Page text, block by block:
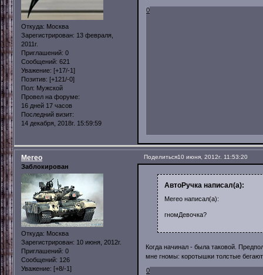
Откуда: Москва
Зарегистрирован: 13 февраля,
2011г.
Приглашений: 0
Сообщений: 621
Уважение: [+17/-1]
Позитив: [+121/-0]
Пол: Мужской
Провел на форуме:
16 дней 17 часов
Последний визит:
14 декабря, 2018г. 15:59:59
0
Поделиться10 июня, 2012г. 11:53:20
Mereo
Заблокирован
Откуда: Москва
Зарегистрирован: 10 июня, 2012г.
Приглашений: 0
Сообщений: 126
Уважение: [+8/-1]
АвтоРучка написал(а):
Mereo написал(а):
гномДевочка?
Когда начинал - была таковой.
мне гномы: коротышки толстые
0